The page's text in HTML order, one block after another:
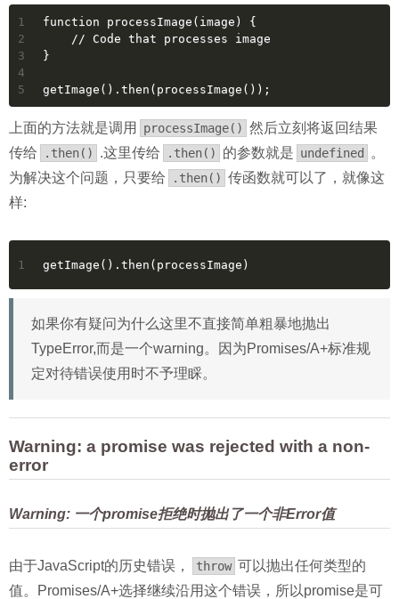
1
2
3
4
5
function processImage(image) {
    // Code that processes image
}
getImage().then(processImage());
上面的方法就是调用 processImage() 然后立刻将返回结果
传给
.then() .这里传给 .then() 的参数就是 undefined
。
为解决这个问题，只要给
.then() 传函数就可以了，就像这
样:
1 getImage().then(processImage)
如果你有疑问为什么这里不直接简单粗暴地抛出
TypeError,而是一个warning。因为Promises/A+标准规
定对待错误使用时不予理睬。
Warning: a promise was rejected with a non-
error
Warning: 一个promise拒绝时抛出了一个非Error值
由于JavaScript的历史错误， throw 可以抛出任何类型的
值。Promises/A+选择继续沿用这个错误，所以promise是可